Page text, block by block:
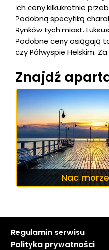
Ich ceny kilkukrotnie
Podobną specyfiką
Rynków tych miast.
Podobne ceny osiągają
czy Półwyspie Helskim.
Znajdź
Nad
Regulamin serwisu
Polityka prywatności